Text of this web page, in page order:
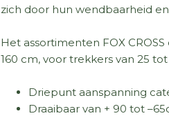
zich door hun wendbaarheid
Het assortimenten FOX
160 cm, voor trekkers van 25
Driepunt aanspanning
Draaibaar van + 90 tot